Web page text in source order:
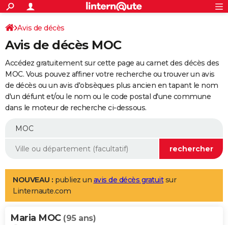
ACTUALITÉS
Politique
Société
Faits Divers
Education
Monde
Villes
+
SPORT
Coupe du monde 2026
Football
Tennis
Cyclisme
Rugby
Forum
Programme TV
TNT
Streaming
Cinéma
Sorties cinéma
Musique
+
FINANCE
Retraite
Impôts
Epargne
Immobilier
Risques naturels par ville
Banque
Assurance
Crédit
AUTO
Essais
Réserver un essai
Citadines
Berlines
SUV
Forum auto
+
Mobiles
Meilleur smartphone
Internet
Ordinateurs
Jeux vidéo
Guide high-tech
Aménagement intérieur
LIFESTYLE
Art de vivre
Bien-être
Loisirs
Mode
Modes de vie
Alimentation
Guide de la santé
Maladies
Médicaments
Sommeil
VOYAGE
Avis de décès
Avis de décès MOC
Accédez gratuitement sur cette page au carnet des décès des
MOC. Vous pouvez affiner votre recherche ou trouver un avis
de décès ou un avis d'obsèques plus ancien en tapant le nom
d'un défunt et/ou le nom ou le code postal d'une commune
dans le moteur de recherche ci-dessous.
NOUVEAU : publiez un avis de décès gratuitsur
Linternaute.com
Maria MOC (95 ans)